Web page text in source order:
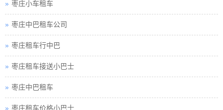
枣庄中巴租车公司
枣庄租车行中巴
枣庄租车接送小巴士
枣庄中巴租车
枣庄租车价格小巴士